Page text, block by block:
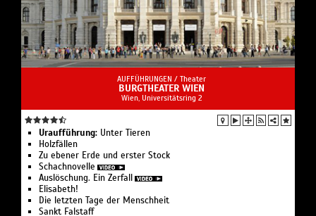
AUFFÜHRUNGEN / Theater
BURGTHEATER WIEN
Wien, Universitätsring 2
Uraufführung: Unter Tieren
Holzfällen
Zu ebener Erde und erster Stock
Schachnovelle
Auslöschung. Ein Zerfall
Elisabeth!
Die letzten Tage der Menschheit
Sankt Falstaff